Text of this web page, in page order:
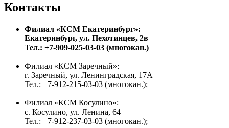
Контакты
Филиал «КСМ Екатеринбург»:
Екатеринбург, ул. Пехотинцев, 2в
Тел.: +7-909-025-03-03 (многокан.)
Филиал «КСМ Заречный»:
г. Заречный, ул. Ленинградская, 17А
Тел.: +7-912-215-03-03 (многокан.);
Филиал «КСМ Косулино»:
с. Косулино, ул. Ленина, 64
Тел.: +7-912-237-03-03 (многокан.);